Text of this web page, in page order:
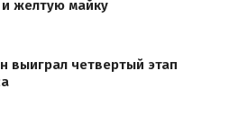
желтую майку
выиграл четвертый этап